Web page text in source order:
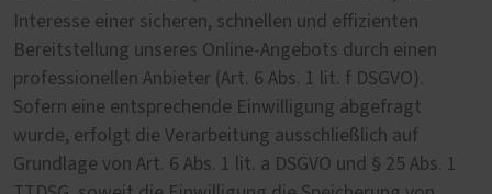
Interesse einer sicheren, schnellen und effizienten
Bereitstellung unseres Online-Angebots durch einen
professionellen Anbieter (Art. 6 Abs. 1 lit. f DSGVO).
Sofern eine entsprechende Einwilligung abgefragt
wurde, erfolgt die Verarbeitung ausschließlich auf
Grundlage von Art. 6 Abs. 1 lit. a DSGVO und § 25 Abs. 1